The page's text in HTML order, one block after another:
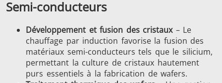
Contrôleur
Semi-conducteurs
Développement et fusion des cristaux– Le
chauffage par induction favorise la fusion des
matériaux semi-conducteurs tels que le silicium,
permettant la culture de cristaux hautement
purs essentiels à la fabrication de wafers.